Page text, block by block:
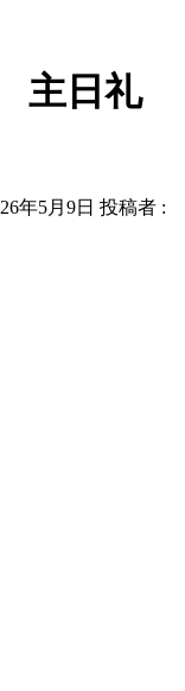
主日礼
年5月9日 投稿者 :